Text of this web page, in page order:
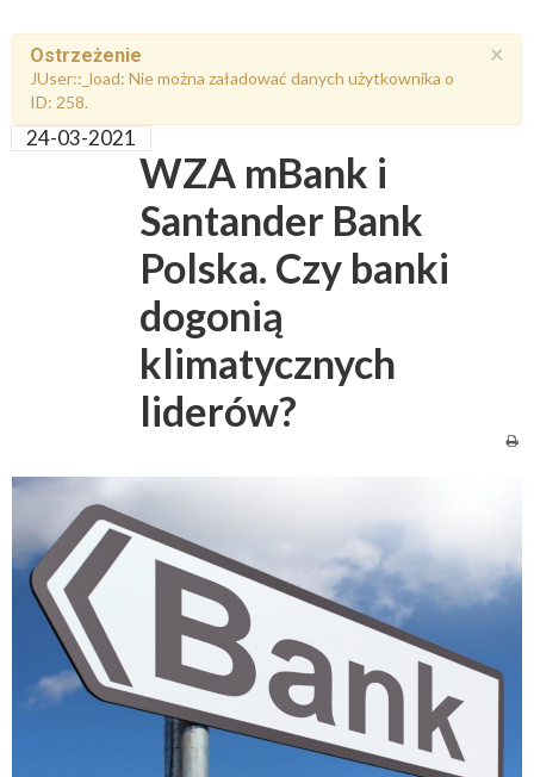
×
Ostrzeżenie
JUser::_load: Nie można załadować danych użytkownika o
ID: 258.
24-03-2021
WZA mBank i
Santander Bank
Polska. Czy banki
dogonią
klimatycznych
liderów?